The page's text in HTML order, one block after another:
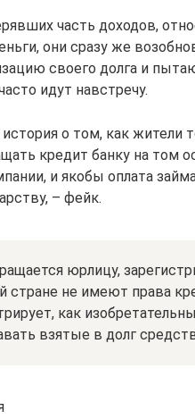
часть доходов,
они сразу же
своего долга и
идут навстречу.
о том, как жители
кредит банку на том
и якобы оплата
– фейк.
юрлицу,
стране не имеют права
как
взятые в долг